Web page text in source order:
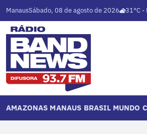
ManausSábado, 08 de agosto de 2026 31°C -
AMAZONAS MANAUS BRASIL MUNDO